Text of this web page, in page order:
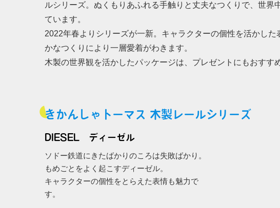
ルシリーズ。ぬくもりあふれる手触りと丈夫なつくりで、世界
ています。
2022年春よりシリーズが一新。キャラクターの個性を活かし
かなつくりにより一層愛着がわきます。
木製の世界観を活かしたパッケージは、プレゼントにもおすす
きかんしゃトーマス 木製レールシリーズ
DIESEL ディーゼル
ソドー鉄道にきたばかりのころは失敗ばかり。
もめごとをよく起こすディーゼル。
キャラクターの個性をとらえた表情も魅力で
す。